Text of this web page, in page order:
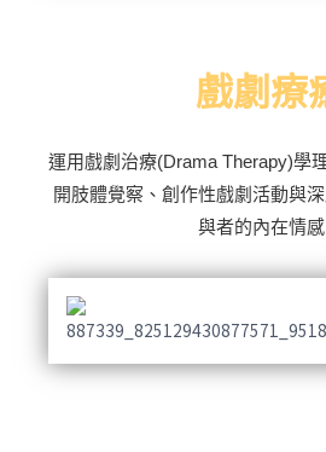
戲劇療
運用戲劇治療(Drama Therapy)學
開肢體覺察、創作性戲劇活動與
與者的內在情感